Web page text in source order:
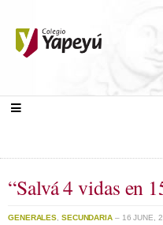
“Salvá 4 vidas en
GENERALES SECUNDARIA– 16 JUNE,